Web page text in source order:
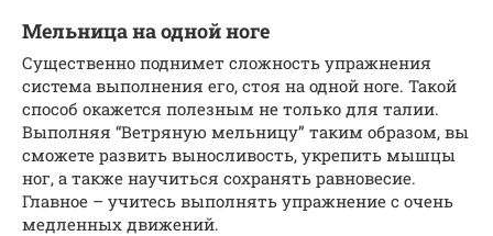
Мельница на одной ноге
Существенно поднимет сложность упражнения
система выполнения его, стоя на одной ноге. Такой
способ окажется полезным не только для талии.
Выполняя “Ветряную мельницу” таким образом, вы
сможете развить выносливость, укрепить мышцы
ног, а также научиться сохранять равновесие.
Главное – учитесь выполнять упражнение с очень
медленных движений.